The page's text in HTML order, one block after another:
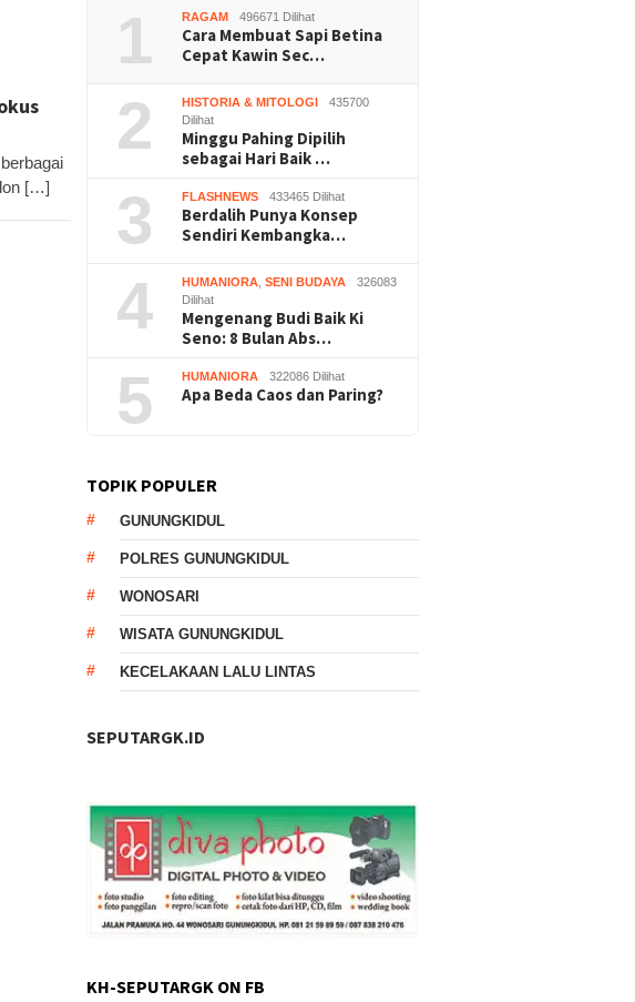
[…]
1 RAGAM 496671 Dilihat
Cara Membuat Sapi Betina
Cepat Kawin Sec…
2 HISTORIA & MITOLOGI
435700
Dilihat
Minggu Pahing Dipilih
sebagai Hari Baik …
3 FLASHNEWS 433465 Dilihat
Berdalih Punya Konsep
Sendiri Kembangka…
4 HUMANIORA ,SENI BUDAYA
326083
Dilihat
Mengenang Budi Baik Ki
Seno: 8 Bulan Abs…
5 HUMANIORA 322086 Dilihat
Apa Beda Caos dan Paring?
TOPIK POPULER
GUNUNGKIDUL
POLRES GUNUNGKIDUL
WONOSARI
WISATA GUNUNGKIDUL
KECELAKAAN LALU LINTAS
SEPUTARGK.ID
KH-SEPUTARGK ON FB